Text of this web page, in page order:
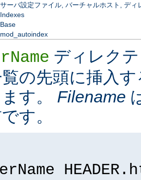
サーバ設定ファイル, バーチャルホスト, ディ
Indexes
Base
mod_autoindex
ディレク
の先頭に挿入
す。 Filename
す。